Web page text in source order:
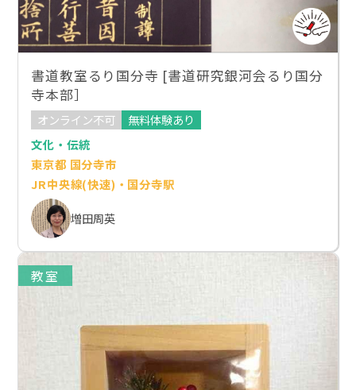
書道教室るり国分寺 [書道研究銀河会るり国分
寺本部］
オンライン不可
無料体験あり
文化・伝統
東京都 国分寺市
JR中央線(快速)・国分寺駅
増田周英
教室